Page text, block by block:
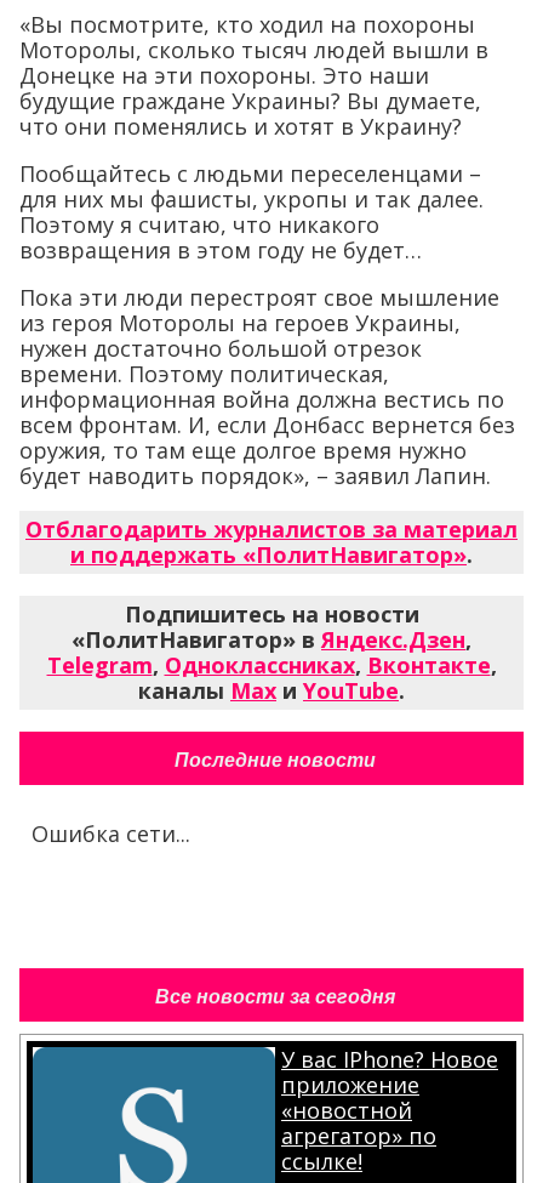
«Вы посмотрите, кто ходил на похороны
Моторолы, сколько тысяч людей вышли в
Донецке на эти похороны. Это наши
будущие граждане Украины? Вы думаете,
что они поменялись и хотят в Украину?
Пообщайтесь с людьми переселенцами –
для них мы фашисты, укропы и так далее.
Поэтому я считаю, что никакого
возвращения в этом году не будет…
Пока эти люди перестроят свое мышление
из героя Моторолы на героев Украины,
нужен достаточно большой отрезок
времени. Поэтому политическая,
информационная война должна вестись по
всем фронтам. И, если Донбасс вернется без
оружия, то там еще долгое время нужно
будет наводить порядок», – заявил Лапин.
Отблагодарить журналистов за материал
и поддержать «ПолитНавигатор».
Подпишитесь на новости
«ПолитНавигатор» в Яндекс.Дзен,
Telegram, Одноклассниках, Вконтакте,
каналы Max и YouTube.
Последние новости
Ошибка сети...
Все новости за сегодня
У вас IPhone? Новое
приложение
«новостной
агрегатор» по
ссылке!